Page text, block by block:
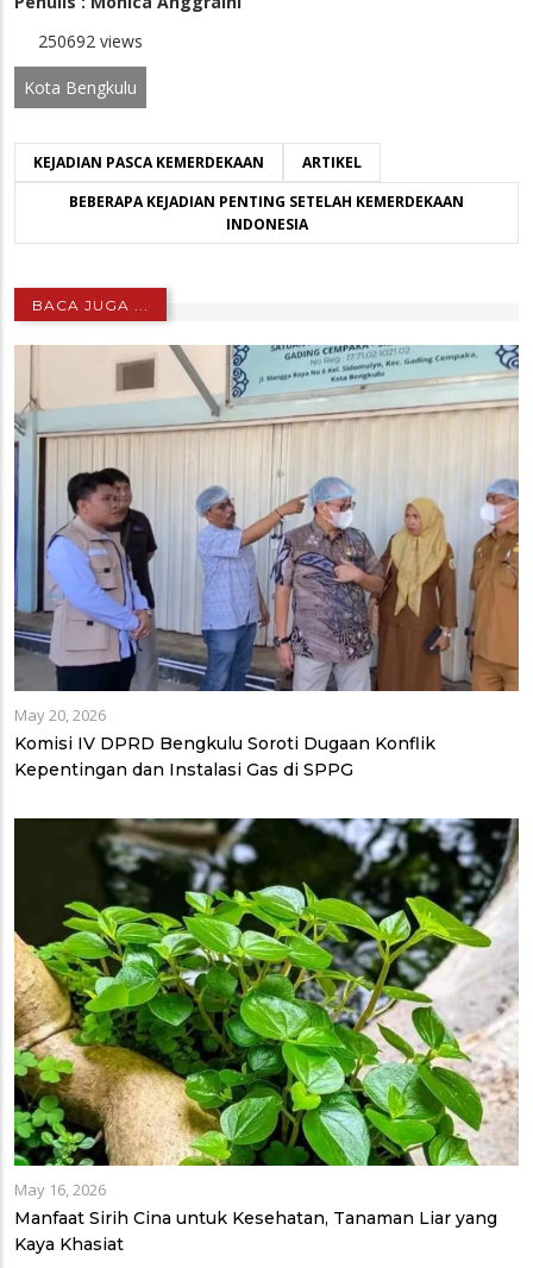
250692 views
Kota Bengkulu
KEJADIAN PASCA KEMERDEKAAN
ARTIKEL
BEBERAPA KEJADIAN PENTING SETELAH KEMERDEKAAN
INDONESIA
BACA JUGA ...
May 20, 2026
Komisi IV DPRD Bengkulu Soroti Dugaan Konflik
Kepentingan dan Instalasi Gas di SPPG
May 16, 2026
Manfaat Sirih Cina untuk Kesehatan, Tanaman Liar yang
Kaya Khasiat